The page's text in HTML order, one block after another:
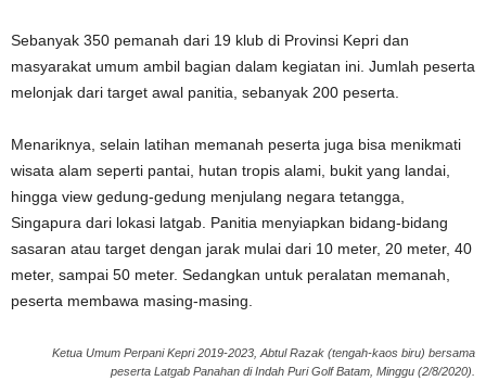
Sebanyak 350 pemanah dari 19 klub di Provinsi Kepri dan
masyarakat umum ambil bagian dalam kegiatan ini. Jumlah peserta
melonjak dari target awal panitia, sebanyak 200 peserta.
Menariknya, selain latihan memanah peserta juga bisa menikmati
wisata alam seperti pantai, hutan tropis alami, bukit yang landai,
hingga view gedung-gedung menjulang negara tetangga,
Singapura dari lokasi latgab. Panitia menyiapkan bidang-bidang
sasaran atau target dengan jarak mulai dari 10 meter, 20 meter, 40
meter, sampai 50 meter. Sedangkan untuk peralatan memanah,
peserta membawa masing-masing.
Ketua Umum Perpani Kepri 2019-2023, Abtul Razak (tengah-kaos biru) bersama
peserta Latgab Panahan di Indah Puri Golf Batam, Minggu (2/8/2020).